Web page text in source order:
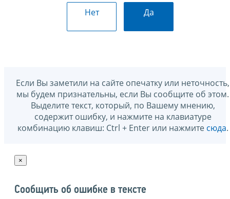
Нет Да
Если Вы заметили на сайте опечатку или неточность,
мы будем признательны, если Вы сообщите об этом.
Выделите текст, который, по Вашему мнению,
содержит ошибку, и нажмите на клавиатуре
комбинацию клавиш: Ctrl + Enter или нажмите сюда.
×
Сообщить об ошибке в тексте